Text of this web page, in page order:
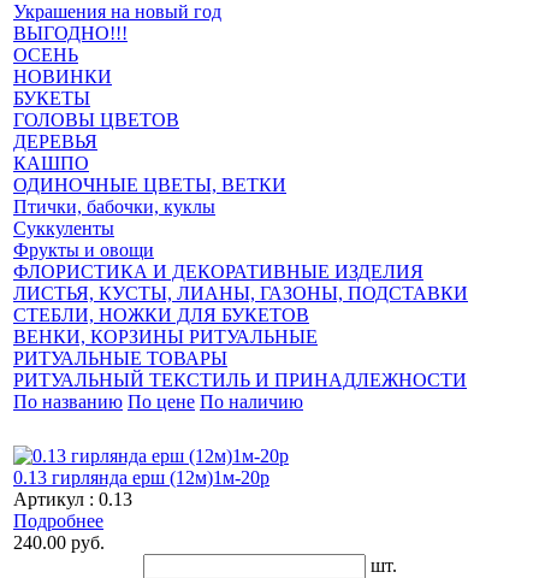
Украшения на новый год
ВЫГОДНО!!!
ОСЕНЬ
НОВИНКИ
БУКЕТЫ
ГОЛОВЫ ЦВЕТОВ
ДЕРЕВЬЯ
КАШПО
ОДИНОЧНЫЕ ЦВЕТЫ, ВЕТКИ
Птички, бабочки, куклы
Суккуленты
Фрукты и овощи
ФЛОРИСТИКА И ДЕКОРАТИВНЫЕ ИЗДЕЛИЯ
ЛИСТЬЯ, КУСТЫ, ЛИАНЫ, ГАЗОНЫ, ПОДСТАВКИ
СТЕБЛИ, НОЖКИ ДЛЯ БУКЕТОВ
ВЕНКИ, КОРЗИНЫ РИТУАЛЬНЫЕ
РИТУАЛЬНЫЕ ТОВАРЫ
РИТУАЛЬНЫЙ ТЕКСТИЛЬ И ПРИНАДЛЕЖНОСТИ
По названию По цене По наличию
0.13 гирлянда ерш (12м)1м-20р
Артикул : 0.13
Подробнее
240.00 руб.
шт.